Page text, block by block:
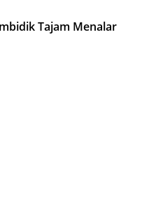
Tajam Menalar